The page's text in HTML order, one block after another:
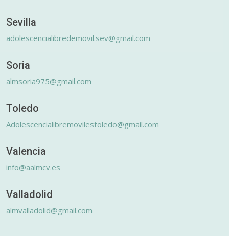
Sevilla
adolescencialibredemovil.sev@gmail.com
Soria
almsoria975@gmail.com
Toledo
Adolescencialibremovilestoledo@gmail.com
Valencia
info@aalmcv.es
Valladolid
almvalladolid@gmail.com